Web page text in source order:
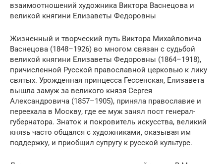
взаимоотношений художника Виктора Васнецова и
великой княгини Елизаветы Федоровны
Жизненный и творческий путь Виктора Михайловича
Васнецова (1848–1926) во многом связан с судьбой
великой княгини Елизаветы Федоровны (1864–1918),
причисленной Русской православной церковью к лику
святых. Урожденная принцесса Гессенская, Елизавета
вышла замуж за великого князя Сергея
Александровича (1857–1905), приняла православие и
переехала в Москву, где ее муж занял пост генерал-
губернатора. Знаток и покровитель искусства, великий
князь часто общался с художниками, оказывая им
поддержку, и приобщил супругу к русской культуре.